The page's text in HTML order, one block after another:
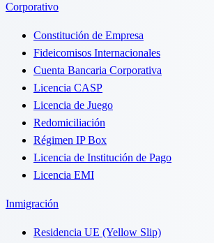
Corporativo
Constitución de Empresa
Fideicomisos Internacionales
Cuenta Bancaria Corporativa
Licencia CASP
Licencia de Juego
Redomiciliación
Régimen IP Box
Licencia de Institución de Pago
Licencia EMI
Inmigración
Residencia UE (Yellow Slip)